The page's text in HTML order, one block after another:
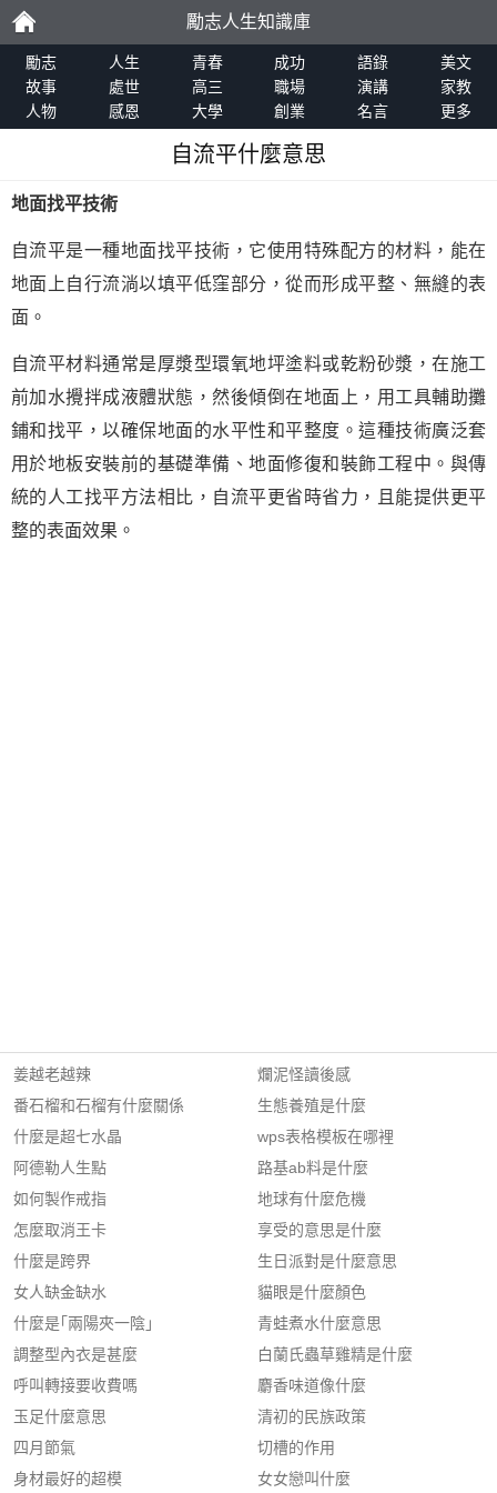
勵
志
勵志人生知識庫
勵志 人生 青春 成功 語錄
美文
故事
處世 高三 職場 演講
家教
人物
感恩 大學 創業 名言 更多
自流平什麼意思
地面找平技術
自流平是一種地面找平技術，它使用特殊配方的材料，能在
地面上自行流淌以填平低窪部分，從而形成平整、無縫的表
面。
自流平材料通常是厚漿型環氧地坪塗料或乾粉砂漿，在施工
前加水攪拌成液體狀態，然後傾倒在地面上，用工具輔助攤
鋪和找平，以確保地面的水平性和平整度。這種技術廣泛套
用於地板安裝前的基礎準備、地面修復和裝飾工程中。與傳
統的人工找平方法相比，自流平更省時省力，且能提供更平
整的表面效果。
姜越老越辣
番石榴和石榴有什麼關係
什麼是超七水晶
阿德勒人生點
如何製作戒指
怎麼取消王卡
什麼是跨界
女人缺金缺水
什麼是｢兩陽夾一陰｣
調整型內衣是甚麼
呼叫轉接要收費嗎
玉足什麼意思
四月節氣
身材最好的超模
爛泥怪讀後感
生態養殖是什麼
wps表格模板在哪裡
路基ab料是什麼
地球有什麼危機
享受的意思是什麼
生日派對是什麼意思
貓眼是什麼顏色
青蛙煮水什麼意思
白蘭氏蟲草雞精是什麼
麝香味道像什麼
清初的民族政策
切槽的作用
女女戀叫什麼